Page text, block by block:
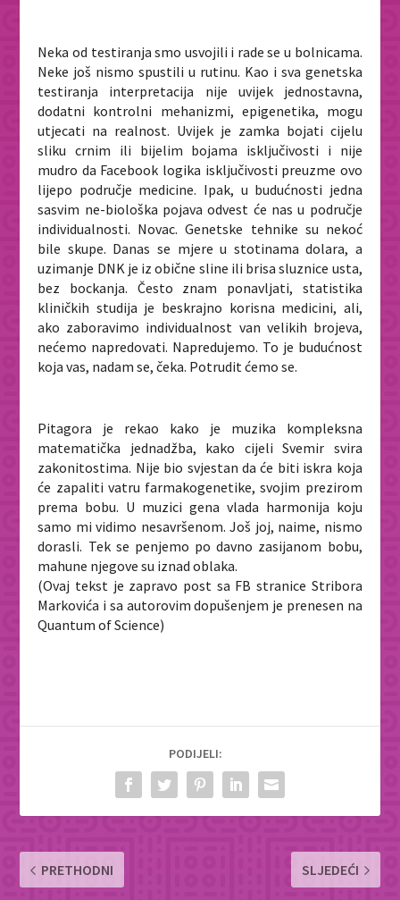
Neka od testiranja smo usvojili i rade se u bolnicama.
Neke još nismo spustili u rutinu. Kao i sva genetska
testiranja interpretacija nije uvijek jednostavna,
dodatni kontrolni mehanizmi, epigenetika, mogu
utjecati na realnost. Uvijek je zamka bojati cijelu
sliku crnim ili bijelim bojama isključivosti i nije
mudro da Facebook logika isključivosti preuzme ovo
lijepo područje medicine. Ipak, u budućnosti jedna
sasvim ne-biološka pojava odvest će nas u područje
individualnosti. Novac. Genetske tehnike su nekoć
bile skupe. Danas se mjere u stotinama dolara, a
uzimanje DNK je iz obične sline ili brisa sluznice usta,
bez bockanja. Često znam ponavljati, statistika
kliničkih studija je beskrajno korisna medicini, ali,
ako zaboravimo individualnost van velikih brojeva,
nećemo napredovati. Napredujemo. To je budućnost
koja vas, nadam se, čeka. Potrudit ćemo se.
Pitagora je rekao kako je muzika kompleksna
matematička jednadžba, kako cijeli Svemir svira
zakonitostima. Nije bio svjestan da će biti iskra koja
će zapaliti vatru farmakogenetike, svojim prezirom
prema bobu. U muzici gena vlada harmonija koju
samo mi vidimo nesavršenom. Još joj, naime, nismo
dorasli. Tek se penjemo po davno zasijanom bobu,
mahune njegove su iznad oblaka.
(Ovaj tekst je zapravo post sa FB stranice Stribora
Markovića i sa autorovim dopušenjem je prenesen na
Quantum of Science)
PODIJELI:
PRETHODNI SLJEDEĆI